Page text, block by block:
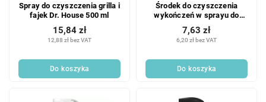
Spray do czyszczenia grilla i
fajek Dr. House 500 ml
12,88 zł bez VAT
15,84 zł
Do koszyka
Środek do czyszczenia
wykończeń w sprayu do
kuchni 500 ml
6,20 zł bez VAT
7,63 zł
Do koszyka